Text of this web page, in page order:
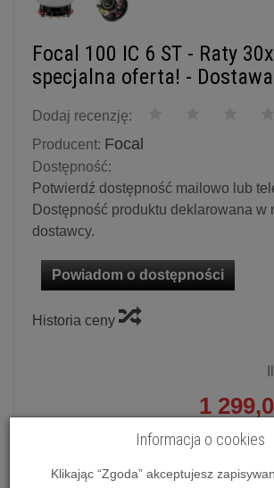
Focal 100 IC 6 ST - Raty
specjalna oferta! - Dostawa
Dodaj recenzję:
Producent: Focal
Dostępność:
Potwierdź dostępność mailowo lub
Dostępność produktu deklarowana w
dostawcy.
Powiadom o dostępności
Historia ceny
1
dodaj
Informacja o cookies
Klikając “Zgoda” akceptujesz